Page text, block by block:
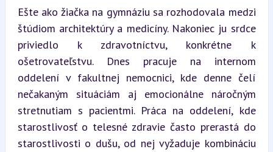
Ešte ako žiačka na gymnáziu sa rozhodovala medzi
štúdiom architektúry a medicíny. Nakoniec ju srdce
priviedlo k zdravotníctvu, konkrétne k
ošetrovateľstvu. Dnes pracuje na internom
oddelení v fakultnej nemocnici, kde denne čelí
nečakaným situáciám aj emocionálne náročným
stretnutiam s pacientmi. Práca na oddelení, kde
starostlivosť o telesné zdravie často prerastá do
starostlivosti o dušu, od nej vyžaduje kombináciu